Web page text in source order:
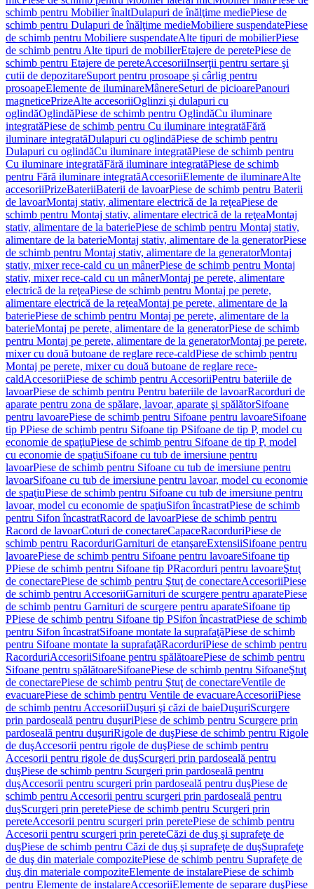
schimb pentru Mobilier înaltDulapuri de înălţime mediePiese de
schimb pentru Dulapuri de înălţime medieMobiliere suspendatePiese
de schimb pentru Mobiliere suspendateAlte tipuri de mobilierPiese
de schimb pentru Alte tipuri de mobilierEtajere de peretePiese de
schimb pentru Etajere de pereteAccesoriiInserţii pentru sertare şi
cutii de depozitareSuport pentru prosoape şi cârlig pentru
prosoapeElemente de iluminareMânereSeturi de picioarePanouri
magneticePrizeAlte accesoriiOglinzi şi dulapuri cu
oglindăOglindăPiese de schimb pentru OglindăCu iluminare
integratăPiese de schimb pentru Cu iluminare integratăFără
iluminare integratăDulapuri cu oglindăPiese de schimb pentru
Dulapuri cu oglindăCu iluminare integratăPiese de schimb pentru
Cu iluminare integratăFără iluminare integratăPiese de schimb
pentru Fără iluminare integratăAccesoriiElemente de iluminareAlte
accesoriiPrizeBateriiBaterii de lavoarPiese de schimb pentru Baterii
de lavoarMontaj stativ, alimentare electrică de la reţeaPiese de
schimb pentru Montaj stativ, alimentare electrică de la reţeaMontaj
stativ, alimentare de la bateriePiese de schimb pentru Montaj stativ,
alimentare de la baterieMontaj stativ, alimentare de la generatorPiese
de schimb pentru Montaj stativ, alimentare de la generatorMontaj
stativ, mixer rece-cald cu un mânerPiese de schimb pentru Montaj
stativ, mixer rece-cald cu un mânerMontaj pe perete, alimentare
electrică de la reţeaPiese de schimb pentru Montaj pe perete,
alimentare electrică de la reţeaMontaj pe perete, alimentare de la
bateriePiese de schimb pentru Montaj pe perete, alimentare de la
baterieMontaj pe perete, alimentare de la generatorPiese de schimb
pentru Montaj pe perete, alimentare de la generatorMontaj pe perete,
mixer cu două butoane de reglare rece-caldPiese de schimb pentru
Montaj pe perete, mixer cu două butoane de reglare rece-
caldAccesoriiPiese de schimb pentru AccesoriiPentru bateriile de
lavoarPiese de schimb pentru Pentru bateriile de lavoarRacorduri de
aparate pentru zona de spălare, lavoar, aparate şi spălătorSifoane
pentru lavoarePiese de schimb pentru Sifoane pentru lavoareSifoane
tip PPiese de schimb pentru Sifoane tip PSifoane de tip P, model cu
economie de spaţiuPiese de schimb pentru Sifoane de tip P, model
cu economie de spaţiuSifoane cu tub de imersiune pentru
lavoarPiese de schimb pentru Sifoane cu tub de imersiune pentru
lavoarSifoane cu tub de imersiune pentru lavoar, model cu economie
de spaţiuPiese de schimb pentru Sifoane cu tub de imersiune pentru
lavoar, model cu economie de spaţiuSifon încastratPiese de schimb
pentru Sifon încastratRacord de lavoarPiese de schimb pentru
Racord de lavoarCoturi de conectareCapaceRacorduriPiese de
schimb pentru RacorduriGarnituri de etanşareExtensiiSifoane pentru
lavoarePiese de schimb pentru Sifoane pentru lavoareSifoane tip
PPiese de schimb pentru Sifoane tip PRacorduri pentru lavoareŞtuţ
de conectarePiese de schimb pentru Ştuţ de conectareAccesoriiPiese
de schimb pentru AccesoriiGarnituri de scurgere pentru aparatePiese
de schimb pentru Garnituri de scurgere pentru aparateSifoane tip
PPiese de schimb pentru Sifoane tip PSifon încastratPiese de schimb
pentru Sifon încastratSifoane montate la suprafaţăPiese de schimb
pentru Sifoane montate la suprafaţăRacorduriPiese de schimb pentru
RacorduriAccesoriiSifoane pentru spălătoarePiese de schimb pentru
Sifoane pentru spălătoareSifoanePiese de schimb pentru SifoaneŞtuţ
de conectarePiese de schimb pentru Ştuţ de conectareVentile de
evacuarePiese de schimb pentru Ventile de evacuareAccesoriiPiese
de schimb pentru AccesoriiDuşuri şi căzi de baieDuşuriScurgere
prin pardoseală pentru duşuriPiese de schimb pentru Scurgere prin
pardoseală pentru duşuriRigole de duşPiese de schimb pentru Rigole
de duşAccesorii pentru rigole de duşPiese de schimb pentru
Accesorii pentru rigole de duşScurgeri prin pardoseală pentru
duşPiese de schimb pentru Scurgeri prin pardoseală pentru
duşAccesorii pentru scurgeri prin pardoseală pentru duşPiese de
schimb pentru Accesorii pentru scurgeri prin pardoseală pentru
duşScurgeri prin peretePiese de schimb pentru Scurgeri prin
pereteAccesorii pentru scurgeri prin peretePiese de schimb pentru
Accesorii pentru scurgeri prin pereteCăzi de duş şi suprafeţe de
duşPiese de schimb pentru Căzi de duş şi suprafeţe de duşSuprafeţe
de duş din materiale compozitePiese de schimb pentru Suprafeţe de
duş din materiale compoziteElemente de instalarePiese de schimb
pentru Elemente de instalareAccesoriiElemente de separare duşPiese